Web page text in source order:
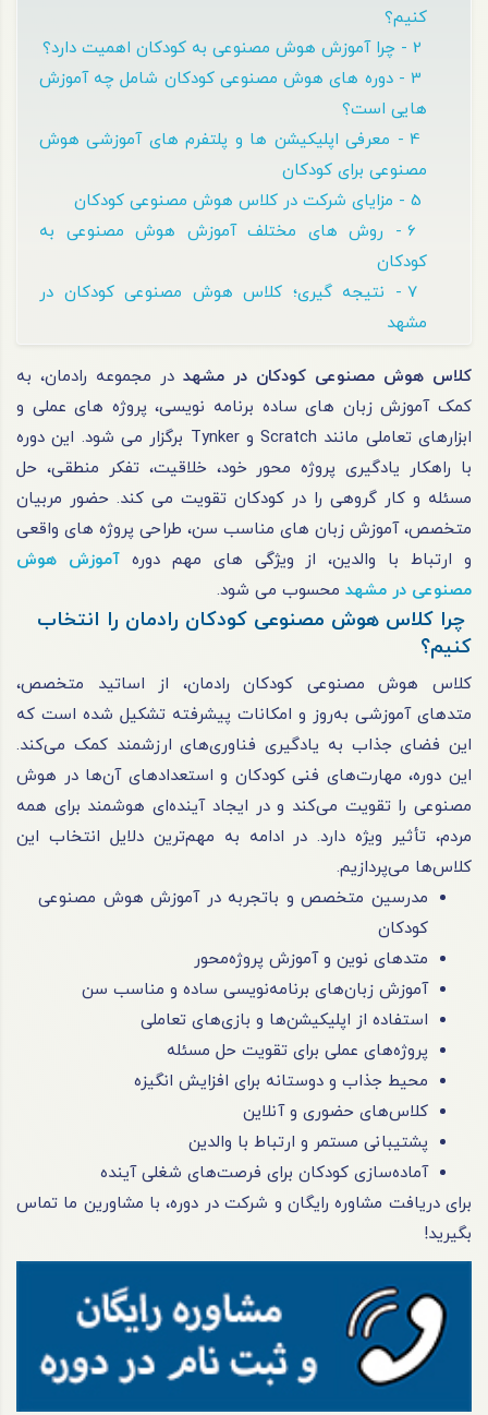
کنیم؟
3 - دوره های هوش مصنوعی کودکان شامل چه آموزش
هایی است؟
4 - معرفی اپلیکیشن ها و پلتفرم های آموزشی هوش
مصنوعی برای کودکان
6 - روش های مختلف آموزش هوش مصنوعی به
کودکان
7 - نتیجه گیری؛ کلاس هوش مصنوعی کودکان در
مشهد
کلاس هوش مصنوعی کودکان در مشهد در مجموعه رادمان، به
کمک آموزش زبان های ساده برنامه نویسی، پروژه های عملی و
ابزارهای تعاملی مانند Scratch و Tynker برگزار می شود. این دوره
با راهکار یادگیری پروژه محور خود، خلاقیت، تفکر منطقی، حل
مسئله و کار گروهی را در کودکان تقویت می کند. حضور مربیان
متخصص، آموزش زبان های مناسب سن، طراحی پروژه های واقعی
و ارتباط با والدین، از ویژگی های مهم دورهآموزش هوش
مصنوعی در مشهد محسوب می شود.
چرا کلاس هوش مصنوعی کودکان رادمان را انتخاب
کنیم؟
کلاس هوش مصنوعی کودکان رادمان، از اساتید متخصص،
متدهای آموزشی به‌روز و امکانات پیشرفته تشکیل شده است که
این فضای جذاب به یادگیری فناوری‌های ارزشمند کمک می‌کند.
این دوره، مهارت‌های فنی کودکان و استعدادهای آن‌ها در هوش
مصنوعی را تقویت می‌کند و در ایجاد آینده‌ای هوشمند برای همه
مردم، تأثیر ویژه دارد. در ادامه به مهم‌ترین دلایل انتخاب این
کلاس‌ها می‌پردازیم.
مدرسین متخصص و باتجربه در آموزش هوش مصنوعی
کودکان
متدهای نوین و آموزش پروژه‌محور
آموزش زبان‌های برنامه‌نویسی ساده و مناسب سن
استفاده از اپلیکیشن‌ها و بازی‌های تعاملی
پروژه‌های عملی برای تقویت حل مسئله
محیط جذاب و دوستانه برای افزایش انگیزه
کلاس‌های حضوری و آنلاین
پشتیبانی مستمر و ارتباط با والدین
آماده‌سازی کودکان برای فرصت‌های شغلی آینده
برای دریافت مشاوره رایگان و شرکت در دوره، با مشاورین ما تماس
بگیرید!